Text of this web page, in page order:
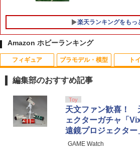
楽天ランキングをもっ
1
FUNKO ボビング
ンクパンサー 人
首ふり人形
ッズ アメリカ雑
ルスリー
￥4,180
1
WOSPORT
mレール用オフセ
在庫販売 米国製
め 好みのサイズ
1
ラジコン 充電 バ
電器 USB充電 ラ
0/500mAh スタン
アイテム 予備電
送料無料
￥1,000
Amazon ホビーランキング
フィギュア
K トランスフォ
NL-07 サウンド
￥4,440
プラモデル・模型
30MS SIS-J00
分け済みプラモデ
￥4,200
ト
ト ガバメント
ハンドガン
￥3,384
ミアムトップコ
ホビー用仕上材
￥748
編集部のおすすめ記事
Toy
天文ファン歓喜！
ェクターガチャ「
遠鏡プロジェクター
GAME Watch